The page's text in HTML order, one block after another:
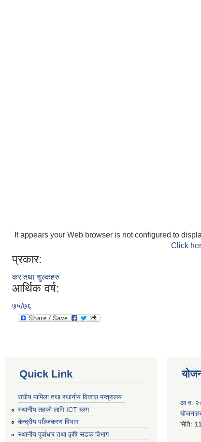
It appears your Web browser is not configured to
Click
प्रकार:
कर तथा शुल्कहरु
आर्थिक वर्ष:
७५/७६
Quick Link
संघीय मामिला तथा स्थानीय विकास मन्त्रालय
स्थानीय तहको लागि ICT ब्लग
केन्द्रीय पञ्जिकरण विभाग
स्थानीय पूर्वाधार तथा कृषि सडक विभाग
आ.व.
मिति: